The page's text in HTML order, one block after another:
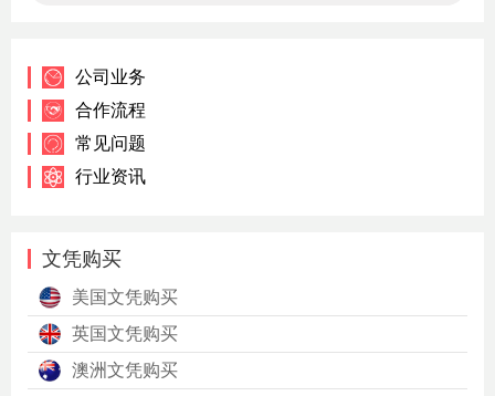
公司业务
合作流程
常见问题
行业资讯
文凭购买
美国文凭购买
英国文凭购买
澳洲文凭购买